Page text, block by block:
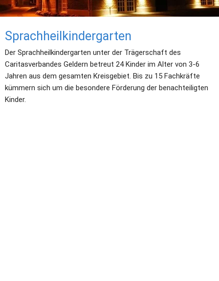
Sprachheilkindergarten
Der Sprachheilkindergarten unter der Trägerschaft des
Caritasverbandes Geldern betreut 24 Kinder im Alter von 3-6
Jahren aus dem gesamten Kreisgebiet. Bis zu 15 Fachkräfte
kümmern sich um die besondere Förderung der benachteiligten
Kinder.